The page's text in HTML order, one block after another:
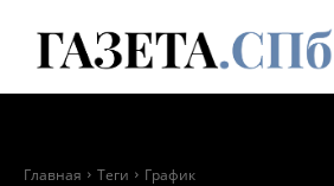
Главная Теги График